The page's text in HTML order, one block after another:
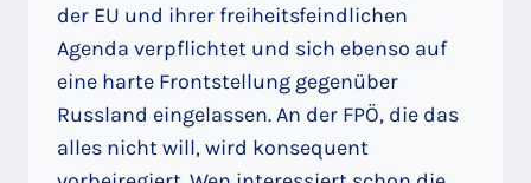
der EU und ihrer freiheitsfeindlichen
Agenda verpflichtet und sich ebenso auf
eine harte Frontstellung gegenüber
Russland eingelassen. An der FPÖ, die das
alles nicht will, wird konsequent